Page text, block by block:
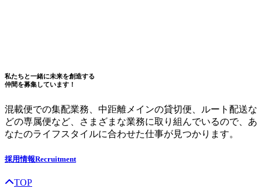
私たちと一緒に未来を創造する
仲間を募集しています！
混載便での集配業務、中距離メインの貸切便、ルート配送な
どの専属便など、さまざまな業務に取り組んでいるので、あ
なたのライフスタイルに合わせた仕事が見つかります。
採用情報Recruitment
TOP